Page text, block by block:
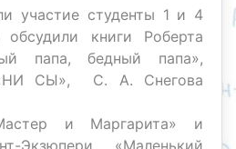
участие студенты 1 и 4
книги Роберта
папа, бедный папа»,
СЫ», С. А. Снегова
и Маргарита» и
Экзюпери «Маленький